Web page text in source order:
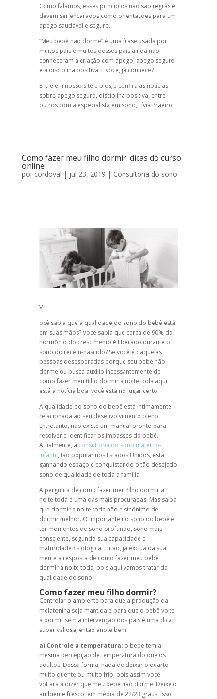
Como falamos, esses princípios não são regras e
devem ser encarados como orientações para um
apego saudável e seguro.
“Meu bebê não dorme” é uma frase usada por
muitos pais e muitos desses pais ainda não
conheceram a criação com apego, apego seguro
e a disciplina positiva. E você, já conhece?
Entre em nosso site e blog e confira as notícias
sobre apego seguro, disciplina positiva, entre
outros com a especialista em sono, Lívia Praeiro.
Como fazer meu filho dormir: dicas do curso
online
por cordoval | jul 23, 2019 | Consultoria do sono
V
ocê sabia que a qualidade do sono do bebê está
em suas mãos? Você sabia que cerca de 90% do
hormônio do crescimento é liberado durante o
sono do recém-nascido? Se você é daquelas
pessoas desesperadas porque seu bebê não
dorme ou busca auxílio incessantemente de
como fazer meu filho dormir a noite toda aqui
está a notícia boa: você está no lugar certo.
A qualidade do sono do bebê está intimamente
relacionada ao seu desenvolvimento pleno.
Entretanto, não existe um manual pronto para
resolver e identificar os impasses do bebê.
Atualmente, a consultoria do sono materno-
infantil, tão popular nos Estados Unidos, está
ganhando espaço e conquistando o tão desejado
sono de qualidade de toda a família.
A pergunta de como fazer meu filho dormir a
noite toda é uma das mais procuradas. Mas saiba
que dormir a noite toda não é sinônimo de
dormir melhor. O importante no sono do bebê é
ter momentos de sono profundo, sono mais
consciente, segundo sua capacidade e
maturidade fisiológica. Então, já exclua da sua
mente a resposta de como fazer meu bebê
dormir a noite toda, pois aqui vamos tratar da
qualidade do sono.
Como fazer meu filho dormir?
Controlar o ambiente para que a produção da
melatonina seja mantida e para que o bebê volte
a dormir sem a intervenção dos pais é uma dica
super valiosa, então anote bem!
a) Controle a temperatura: o bebê tem a
mesma percepção de temperatura do que os
adultos. Dessa forma, nada de deixar o quarto
muito quente ou muito frio, pois assim você
voltará a dizer que meu bebê não dorme. Deixe o
ambiente fresco, em média de 22/23 graus, isso